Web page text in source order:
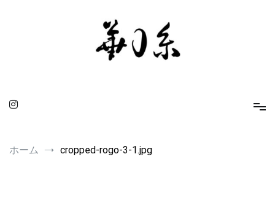
ホーム cropped-rogo-3-1.jpg